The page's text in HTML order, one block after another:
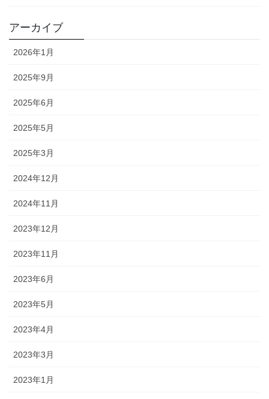
アーカイブ
2026年1月
2025年9月
2025年6月
2025年5月
2025年3月
2024年12月
2024年11月
2023年12月
2023年11月
2023年6月
2023年5月
2023年4月
2023年3月
2023年1月